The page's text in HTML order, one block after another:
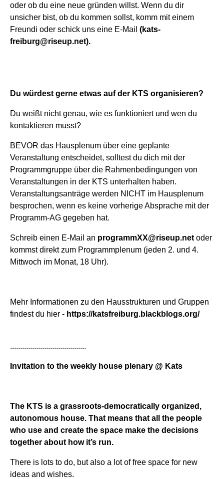
oder ob du eine neue gründen willst. Wenn du dir
unsicher bist, ob du kommen sollst, komm mit einem
Freundi oder schick uns eine E-Mail (kats-
freiburg@riseup.net).
Du würdest gerne etwas auf der KTS organisieren?
Du weißt nicht genau, wie es funktioniert und wen du
kontaktieren musst?
BEVOR das Hausplenum über eine geplante
Veranstaltung entscheidet, solltest du dich mit der
Programmgruppe über die Rahmenbedingungen von
Veranstaltungen in der KTS unterhalten haben.
Veranstaltungsanträge werden NICHT im Hausplenum
besprochen, wenn es keine vorherige Absprache mit der
Programm-AG gegeben hat.
Schreib einen E-Mail an programmXX@riseup.net oder
kommst direkt zum Programmplenum (jeden 2. und 4.
Mittwoch im Monat, 18 Uhr).
Mehr Informationen zu den Hausstrukturen und Gruppen
findest du hier - https://katsfreiburg.blackblogs.org/
......................................
Invitation to the weekly house plenary @ Kats
The KTS is a grassroots-democratically organized,
autonomous house. That means that all the people
who use and create the space make the decisions
together about how it’s run.
There is lots to do, but also a lot of free space for new
ideas and wishes.